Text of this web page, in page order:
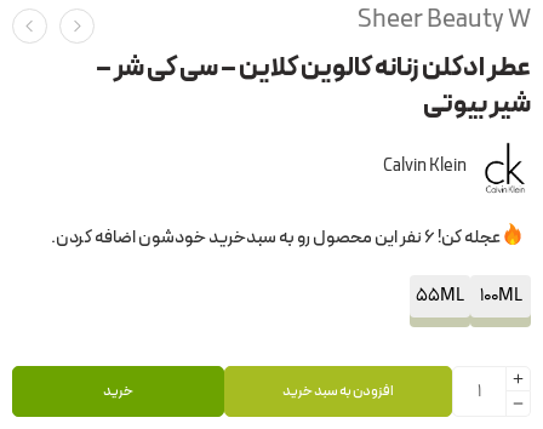
Sheer Beauty W
عطر ادکلن زنانه کالوین کلاین – سی کی شر –
شیر بیوتی
Calvin Klein
عجله کن! 6 نفر این محصول رو به سبدخرید خودشون اضافه کردن.
100ML
55ML
افزودن به سبد خرید خرید